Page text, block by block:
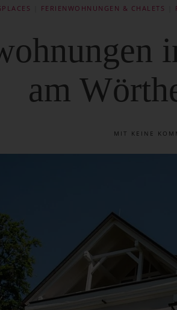
FERIENWOHNUNGEN & CHALETS
am
MIT KEINE